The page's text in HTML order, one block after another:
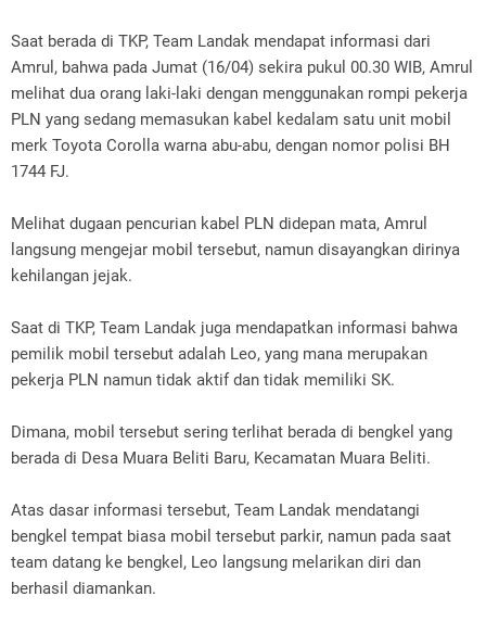
Saat berada di TKP, Team Landak mendapat informasi dari
Amrul, bahwa pada Jumat (16/04) sekira pukul 00.30 WIB, Amrul
melihat dua orang laki-laki dengan menggunakan rompi pekerja
PLN yang sedang memasukan kabel kedalam satu unit mobil
merk Toyota Corolla warna abu-abu, dengan nomor polisi BH
1744 FJ.
Melihat dugaan pencurian kabel PLN didepan mata, Amrul
langsung mengejar mobil tersebut, namun disayangkan dirinya
kehilangan jejak.
Saat di TKP, Team Landak juga mendapatkan informasi bahwa
pemilik mobil tersebut adalah Leo, yang mana merupakan
pekerja PLN namun tidak aktif dan tidak memiliki SK.
Dimana, mobil tersebut sering terlihat berada di bengkel yang
berada di Desa Muara Beliti Baru, Kecamatan Muara Beliti.
Atas dasar informasi tersebut, Team Landak mendatangi
bengkel tempat biasa mobil tersebut parkir, namun pada saat
team datang ke bengkel, Leo langsung melarikan diri dan
berhasil diamankan.